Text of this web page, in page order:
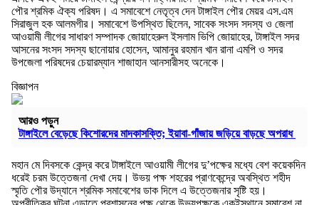
পৌর শ্রমিক ঐক্য পরিষদ। এ সমাবেশে নেতৃত্ব দেন টাঙ্গাইল পৌর মেয়র এস.এম
সিরাজুল হক আলমগীর। সমাবেশে উপস্থিত ছিলেন, সাবেক সংসদ সদস্য ও জেলা
আওয়ামী লীগের সাধারণ সম্পাদক জোয়াহেরুল ইসলাম ভিপি জোয়াহের, টাঙ্গাইল সদর
আসনের সংসদ সদস্য ছানোয়ার হোসেন, আমানুর রহমান খান রানা এমপি ও সদর
উপজেলা পরিষদের চেয়ারম্যান শাজাহান আনসারীসহ অনেকে।
বিজ্ঞাপন
আরও পড়ুন
টাঙ্গাইলে বেড়েছে কিশোরদের মাদকাসক্তি; ইয়াবা-গাঁজায় জড়িয়ে বাড়ছে অপরাধ
মহান মে দিবসকে কেন্দ্র করে টাঙ্গাইলে আওয়ামী লীগের দু’পক্ষের মধ্যে বেশ কয়েকদিন
ধরেই চরম উত্তেজনা দেখা দেয়। উভয় পক্ষ শহরের প্রাণকেন্দ্রে অবস্থিত শহীদ
স্মৃতি পৌর উদ্যানে শ্রমিক সমাবেশের ডাক দিলে এ উত্তেজনার সৃষ্টি হয়।